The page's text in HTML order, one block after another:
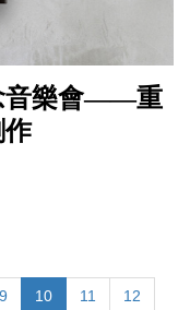
音樂會——重
作
9 10 11 12